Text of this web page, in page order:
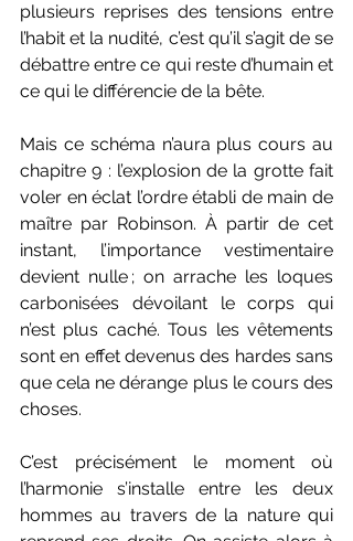
plusieurs reprises des tensions entre
l’habit et la nudité, c’est qu’il s’agit de se
débattre entre ce qui reste d’humain et
ce qui le différencie de la bête.
Mais ce schéma n’aura plus cours au
chapitre 9 : l’explosion de la grotte fait
voler en éclat l’ordre établi de main de
maître par Robinson. À partir de cet
instant, l’importance vestimentaire
devient nulle ; on arrache les loques
carbonisées dévoilant le corps qui
n’est plus caché. Tous les vêtements
sont en effet devenus des hardes sans
que cela ne dérange plus le cours des
choses.
C’est précisément le moment où
l’harmonie s’installe entre les deux
hommes au travers de la nature qui